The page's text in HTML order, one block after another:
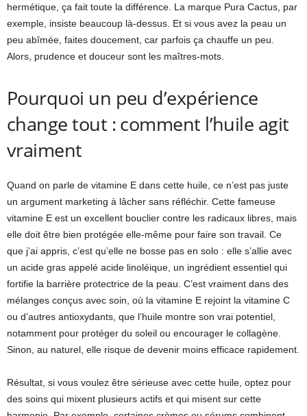
hermétique, ça fait toute la différence. La marque Pura Cactus, par
exemple, insiste beaucoup là-dessus. Et si vous avez la peau un
peu abîmée, faites doucement, car parfois ça chauffe un peu.
Alors, prudence et douceur sont les maîtres-mots.
Pourquoi un peu d’expérience
change tout : comment l’huile agit
vraiment
Quand on parle de vitamine E dans cette huile, ce n’est pas juste
un argument marketing à lâcher sans réfléchir. Cette fameuse
vitamine E est un excellent bouclier contre les radicaux libres, mais
elle doit être bien protégée elle-même pour faire son travail. Ce
que j’ai appris, c’est qu’elle ne bosse pas en solo : elle s’allie avec
un acide gras appelé acide linoléique, un ingrédient essentiel qui
fortifie la barrière protectrice de la peau. C’est vraiment dans des
mélanges conçus avec soin, où la vitamine E rejoint la vitamine C
ou d’autres antioxydants, que l’huile montre son vrai potentiel,
notamment pour protéger du soleil ou encourager le collagène.
Sinon, au naturel, elle risque de devenir moins efficace rapidement.
Résultat, si vous voulez être sérieuse avec cette huile, optez pour
des soins qui mixent plusieurs actifs et qui misent sur cette